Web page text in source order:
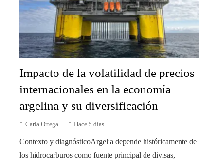
Impacto de la volatilidad de precios
internacionales en la economía
argelina y su diversificación
Carla Ortega Hace 5 días
Contexto y diagnósticoArgelia depende históricamente de
los hidrocarburos como fuente principal de divisas,